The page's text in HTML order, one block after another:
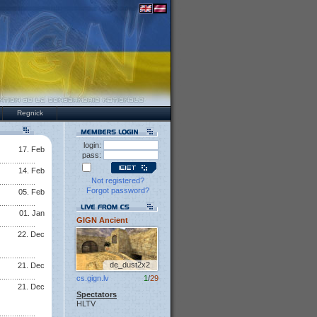
Regnick
17. Feb
14. Feb
05. Feb
01. Jan
22. Dec
21. Dec
21. Dec
login:
pass:
Not registered?
Forgot password?
GIGN Ancient
de_dust2x2
1/29
cs.gign.lv
Spectators
HLTV